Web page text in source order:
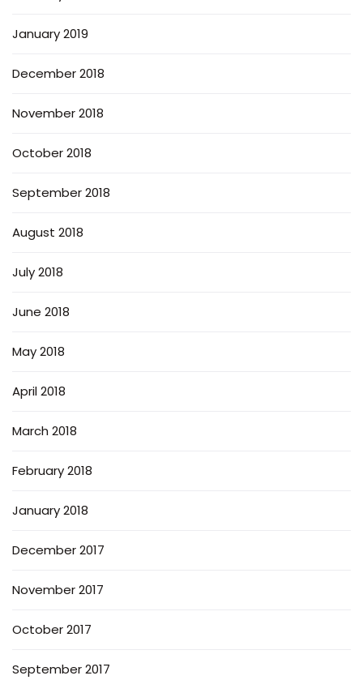
January 2019
December 2018
November 2018
October 2018
September 2018
August 2018
July 2018
June 2018
May 2018
April 2018
March 2018
February 2018
January 2018
December 2017
November 2017
October 2017
September 2017